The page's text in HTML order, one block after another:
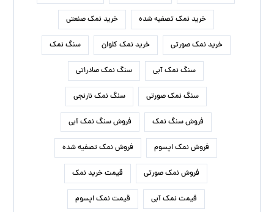
خرید نمک تصفیه شده خرید نمک صنعتی
خرید نمک صورتی خرید نمک کلوان سنگ نمک
سنگ نمک آبی سنگ نمک صادراتی
سنگ نمک صورتی سنگ نمک نارنجی
فروش سنگ نمک فروش سنگ نمک آبی
فروش نمک اپسوم فروش نمک تصفیه شده
فروش نمک صورتی قیمت خرید نمک
قیمت نمک آبی قیمت نمک اپسوم